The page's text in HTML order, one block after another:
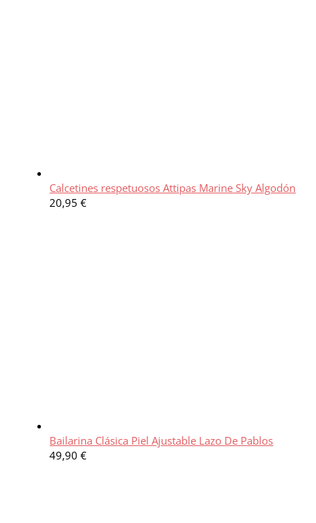
Calcetines respetuosos Attipas Marine Sky Algodón
20,95€
Bailarina Clásica Piel Ajustable Lazo De Pablos
49,90€